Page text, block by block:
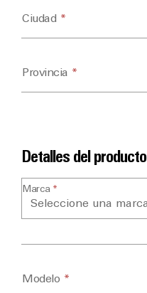
Ciudad *
Provincia *
Detalles del producto
Marca
Marca *
Modelo *